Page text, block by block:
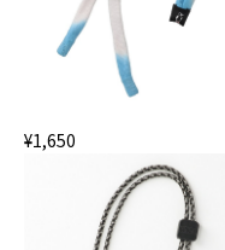
¥1,650